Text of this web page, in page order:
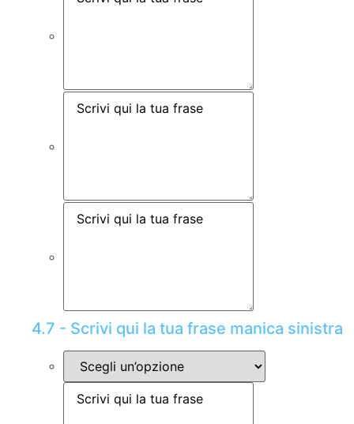
4.7 - Scrivi qui la tua frase manica sinistra